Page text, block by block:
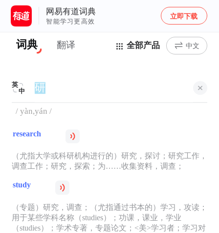
网易有道词典
智能学习更高效
立即下载
词典 翻译 全部产品 中文
英
中
/ yàn,yán /
research
（尤指大学或科研机构进行的）研究，探讨；研究工作，
调查工作；研究，探索；为……收集资料，调查；
study
（专题）研究，调查；（尤指通过书本的）学习，攻读；
用于某些学科名称（studies）；功课，课业，学业
（studies）；学术专著，专题论文；<美>学习者；学习对